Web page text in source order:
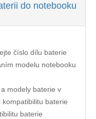
do notebooku
číslo dílu baterie
modelu notebooku
modely baterie v
baterie
baterie